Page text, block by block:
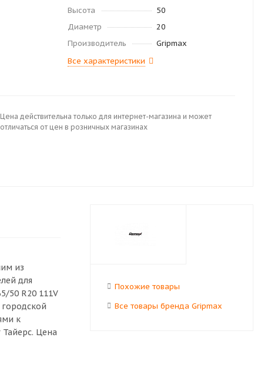
Высота
50
Диаметр
20
Производитель
Gripmax
Все характеристики
Цена действительна только для интернет-магазина и может
отличаться от цен в розничных магазинах
из
для
50 R20 111V
к
Цена
Похожие товары
Все товары бренда Gripmax